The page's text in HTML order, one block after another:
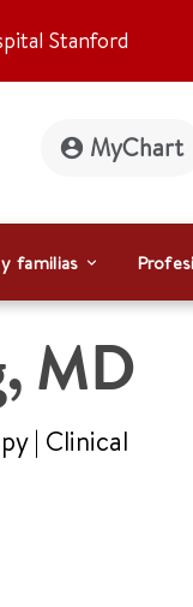
Stanford
MyChart
familias
, MD
| Clinical